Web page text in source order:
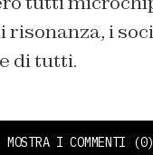
risonanza, i
di tutti.
MOSTRA I COMMENTI (0)